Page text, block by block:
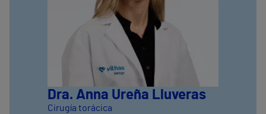
Dra. Anna Ureña Lluveras
Cirugía torácica